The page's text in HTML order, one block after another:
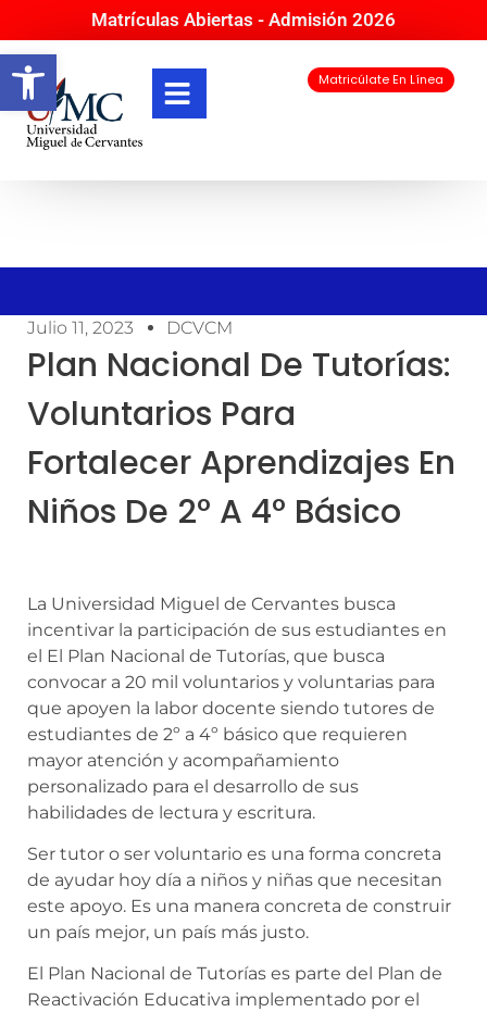
Abrir barra de herramientas
Matrículas Abiertas - Admisión 2026
Matricúlate En Línea
Julio 11, 2023 DCVCM
Plan Nacional De Tutorías:
Voluntarios Para
Fortalecer Aprendizajes En
Niños De 2° A 4° Básico
La Universidad Miguel de Cervantes busca
incentivar la participación de sus estudiantes en
el El Plan Nacional de Tutorías, que busca
convocar a 20 mil voluntarios y voluntarias para
que apoyen la labor docente siendo tutores de
estudiantes de 2º a 4º básico que requieren
mayor atención y acompañamiento
personalizado para el desarrollo de sus
habilidades de lectura y escritura.
Ser tutor o ser voluntario es una forma concreta
de ayudar hoy día a niños y niñas que necesitan
este apoyo. Es una manera concreta de construir
un país mejor, un país más justo.
El Plan Nacional de Tutorías es parte del Plan de
Reactivación Educativa implementado por el